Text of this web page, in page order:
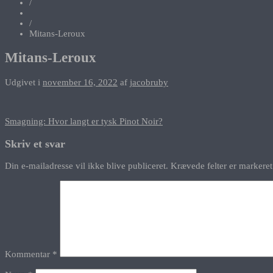
/
/
Mitans-Leroux
Mitans-Leroux
Udgivet i november 16, 2022 af jacobruby
Indlægsnavigation
Smagning: Hvor langt er tysk Pinot Noir?
Skriv et svar
Din e-mailadresse vil ikke blive publiceret. Krævede felter er
Kommentar *